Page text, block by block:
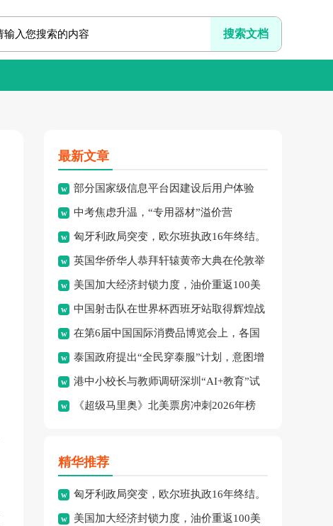
最新文章
部分国家级信息平台因建设后用户体验
差、系统频繁崩溃、信息更新
中考焦虑升温，“专用器材”溢价营
销、“保过”私教乱象频现，家
匈牙利政局突变，欧尔班执政16年终结。
英国华侨华人恭拜轩辕黄帝大典在伦敦举
行，传承中华文化纽带。
美国加大经济封锁力度，油价重返100美
元高点，黄金价格急跌，
中国射击队在世界杯西班牙站取得辉煌战
绩：8金、3银、2铜。
在第6届中国国际消费品博览会上，各国
品牌集中展示了最新消费精
泰国政府提出“全民穿泰服”计划，意图增
强民族文化认同并拓展泰
港中小校长与教师调研深圳“AI+教育”试
点项目，探索智慧课堂
《超级马里奥》北美票房冲刺2026年榜
精华推荐
匈牙利政局突变，欧尔班执政16年终结。
美国加大经济封锁力度，油价重返100美